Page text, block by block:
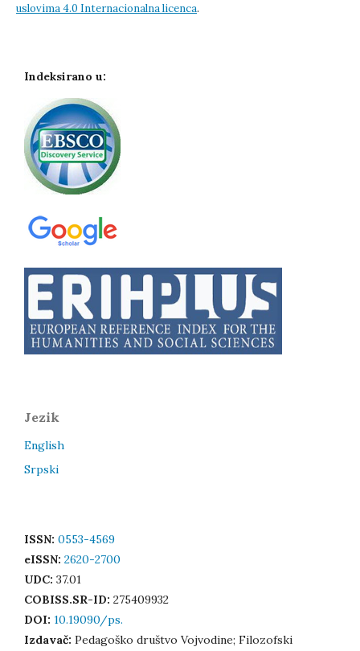
uslovima 4.0 Internacionalna licenca.
Indeksirano u:
Jezik
English
Srpski
ISSN: 0553-4569
eISSN: 2620-2700
UDC: 37.01
COBISS.SR-ID: 275409932
DOI: 10.19090/ps.
Izdavač: Pedagoško društvo Vojvodine; Filozofski